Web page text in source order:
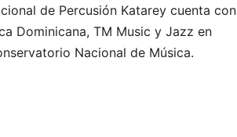
de Percusión Katarey cuenta con
Dominicana, TM Music y Jazz en
Nacional de Música.